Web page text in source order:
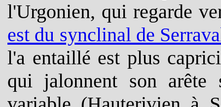
l'Urgonien, qui regarde
est du synclinal de
l'a entaillé est plus
qui jalonnent son arête